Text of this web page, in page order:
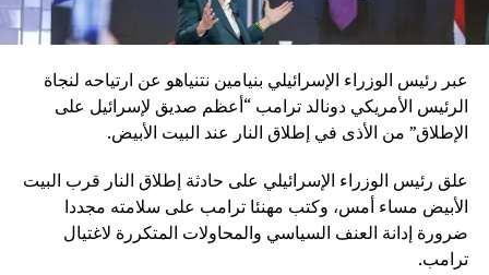
عبر رئيس الوزراء الإسرائيلي بنيامين نتنياهو عن ارتياحه لنجاة
الرئيس الأمريكي دونالد ترامب “أعظم صديق لإسرائيل على
الإطلاق” من الأذى في إطلاق النار عند البيت الأبيض.
علق رئيس الوزراء الإسرائيلي على حادثة إطلاق النار قرب البيت
الأبيض مساء أمس، وكتب مهنئا ترامب على سلامته مجددا
ضرورة إدانة العنف السياسي والمحاولات المتكررة لاغتيال
ترامب.